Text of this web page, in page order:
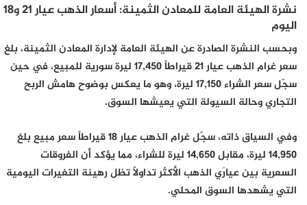
نشرة الهيئة العامة للمعادن الثمينة: أسعار الذهب عيار 21 و18
اليوم
وبحسب النشرة الصادرة عن الهيئة العامة لإدارة المعادن الثمينة، بلغ
سعر غرام الذهب عيار 21 قيراطاً 17,450 ليرة سورية للمبيع، في حين
سجّل سعر الشراء 17,150 ليرة، وهو ما يعكس بوضوح هامش الربح
التجاري وحالة السيولة التي يعيشها السوق.
وفي السياق ذاته، سجّل غرام الذهب عيار 18 قيراطاً سعر مبيع بلغ
14,950 ليرة، مقابل 14,650 ليرة للشراء، مما يؤكد أن الفروقات
السعرية بين عيارَي الذهب الأكثر تداولاً تظل رهينة التغيرات اليومية
التي يشهدها السوق المحلي.